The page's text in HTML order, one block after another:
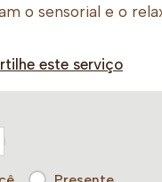
o sensorial e o
este serviço